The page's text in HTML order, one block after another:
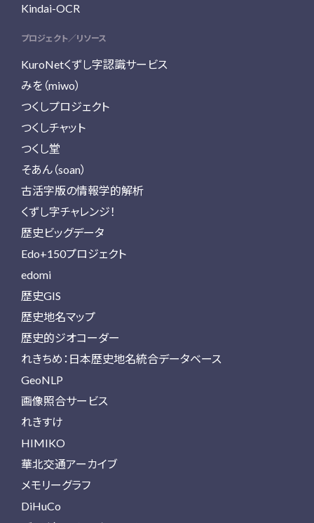
Kindai-OCR
プロジェクト／リソース
KuroNetくずし字認識サービス
みを（miwo）
つくしプロジェクト
つくしチャット
つくし堂
そあん（soan）
古活字版の情報学的解析
くずし字チャレンジ！
歴史ビッグデータ
Edo+150プロジェクト
edomi
歴史GIS
歴史地名マップ
歴史的ジオコーダー
れきちめ：日本歴史地名統合データベース
GeoNLP
画像照合サービス
れきすけ
HIMIKO
華北交通アーカイブ
メモリーグラフ
DiHuCo